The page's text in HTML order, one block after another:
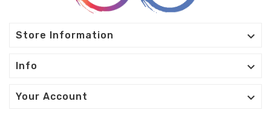
Store Information 
Info 
Your Account 